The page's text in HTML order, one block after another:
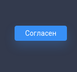
Согласен